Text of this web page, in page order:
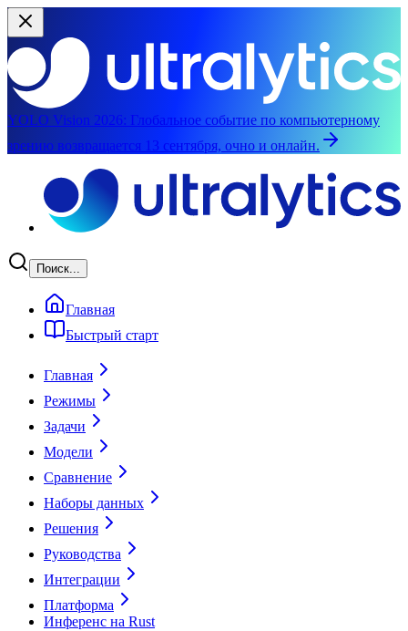
YOLO Vision 2026: Глобальное событие по компьютерному
зрению возвращается 13 сентября, очно и онлайн.
Поиск...
Главная
Быстрый старт
Главная
Режимы
Задачи
Модели
Сравнение
Наборы данных
Решения
Руководства
Интеграции
Платформа
Инференс на Rust